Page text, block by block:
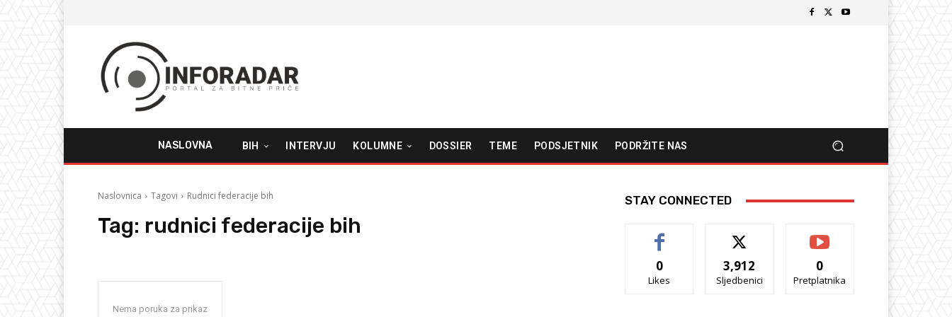
NASLOVNA BIH INTERVJU KOLUMNE DOSSIER TEME PODSJETNIK PODRŽITE NAS
Naslovnica Tagovi Rudnici federacije bih
Tag: rudnici federacije bih
Nema poruka za prikaz
STAY CONNECTED
0
Likes
3,912
Sljedbenici
0
Pretplatnika